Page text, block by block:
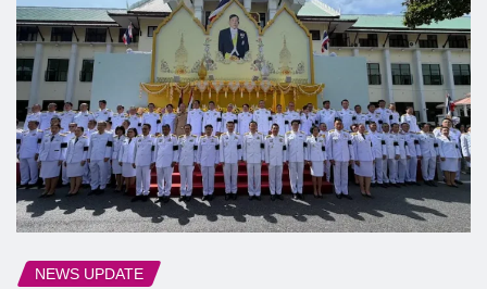
NEWS UPDATE